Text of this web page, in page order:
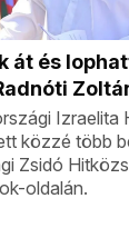
át és
Izraelita
közzé több
Zsidó
oldalán.